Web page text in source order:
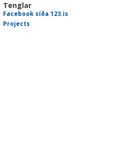
Tenglar
Facebook síða 123.is
Projects